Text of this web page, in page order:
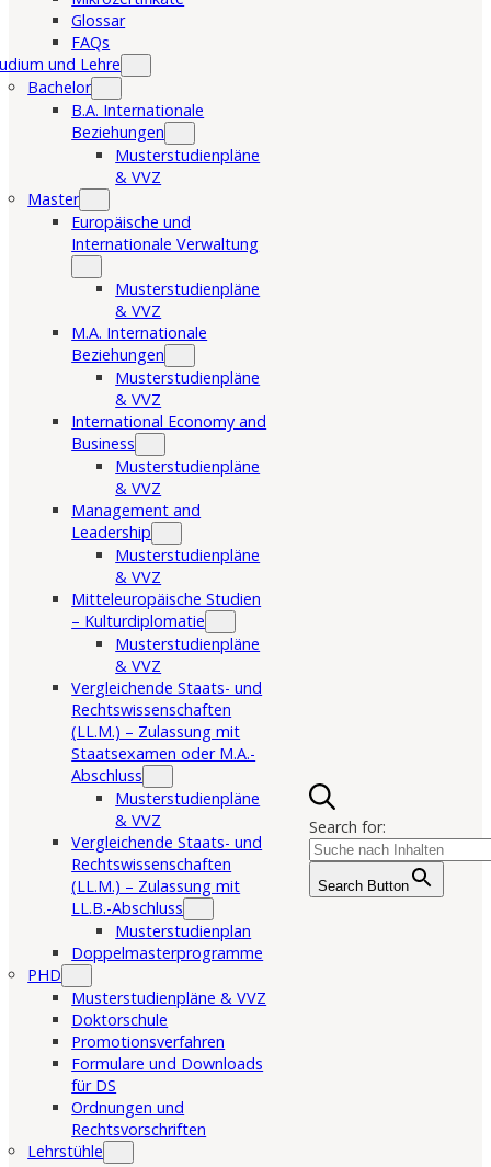
Glossar
FAQs
und Lehre
Bachelor
B.A. Internationale
Beziehungen
Musterstudienpläne
& VVZ
Master
Europäische und
Internationale Verwaltung
Musterstudienpläne
& VVZ
M.A. Internationale
Beziehungen
Musterstudienpläne
& VVZ
International Economy and
Business
Musterstudienpläne
& VVZ
Management and
Leadership
Musterstudienpläne
& VVZ
Mitteleuropäische Studien
– Kulturdiplomatie
Musterstudienpläne
& VVZ
Vergleichende Staats- und
Rechtswissenschaften
(LL.M.) – Zulassung mit
Staatsexamen oder M.A.-
Abschluss
Musterstudienpläne
& VVZ
Vergleichende Staats- und
Rechtswissenschaften
(LL.M.) – Zulassung mit
LL.B.-Abschluss
Musterstudienplan
Doppelmasterprogramme
PHD
Musterstudienpläne & VVZ
Doktorschule
Promotionsverfahren
Formulare und Downloads
für DS
Ordnungen und
Rechtsvorschriften
Lehrstühle
Search for:
Search Button